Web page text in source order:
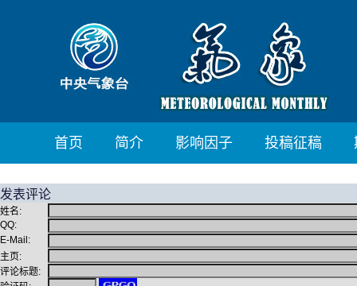
首页 简介 影响因子 投稿征稿
发表评论
姓名:
QQ:
E-Mail:
主页:
评论标题: